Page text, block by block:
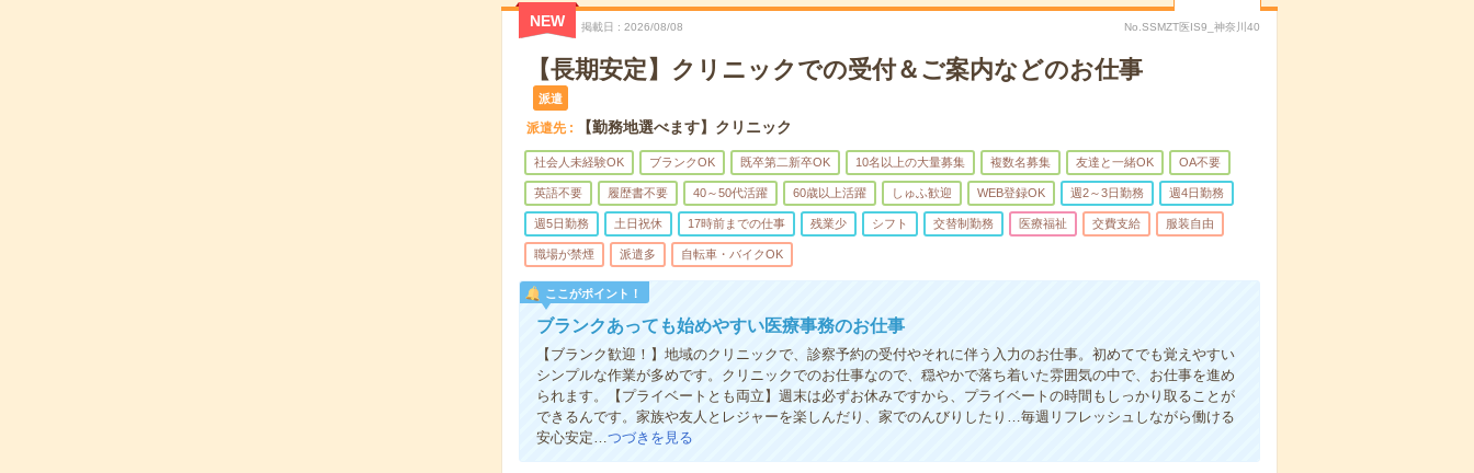
NEW 掲載日 2026/08/08 No.SSMZT医IS9_神奈川40
【長期安定】クリニックでの受付＆ご案内などのお仕事
派遣
派遣先 【勤務地選べます】クリニック
社会人未経験OK ブランクOK 既卒第二新卒OK 10名以上の大量募集 複数名募集 友達と一緒OK OA不要
英語不要 履歴書不要 40～50代活躍 60歳以上活躍 しゅふ歓迎 WEB登録OK 週2～3日勤務 週4日勤務
週5日勤務 土日祝休 17時前までの仕事 残業少 シフト 交替制勤務 医療福祉 交費支給 服装自由
職場が禁煙 派遣多 自転車・バイクOK
ここがポイント！
ブランクあっても始めやすい医療事務のお仕事
【ブランク歓迎！】地域のクリニックで、診察予約の受付やそれに伴う入力のお仕事。初めてでも覚えやすい
シンプルな作業が多めです。クリニックでのお仕事なので、穏やかで落ち着いた雰囲気の中で、お仕事を進め
られます。【プライベートとも両立】週末は必ずお休みですから、プライベートの時間もしっかり取ることが
できるんです。家族や友人とレジャーを楽しんだり、家でのんびりしたり…毎週リフレッシュしながら働ける
安心安定…つづきを見る